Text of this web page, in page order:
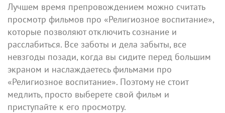
Лучшем время препровождением можно считать
просмотр фильмов про «Религиозное воспитание»,
которые позволяют отключить сознание и
расслабиться. Все заботы и дела забыты, все
невзгоды позади, когда вы сидите перед большим
экраном и наслаждаетесь фильмами про
«Религиозное воспитание». Поэтому не стоит
медлить, просто выберете свой фильм и
приступайте к его просмотру.